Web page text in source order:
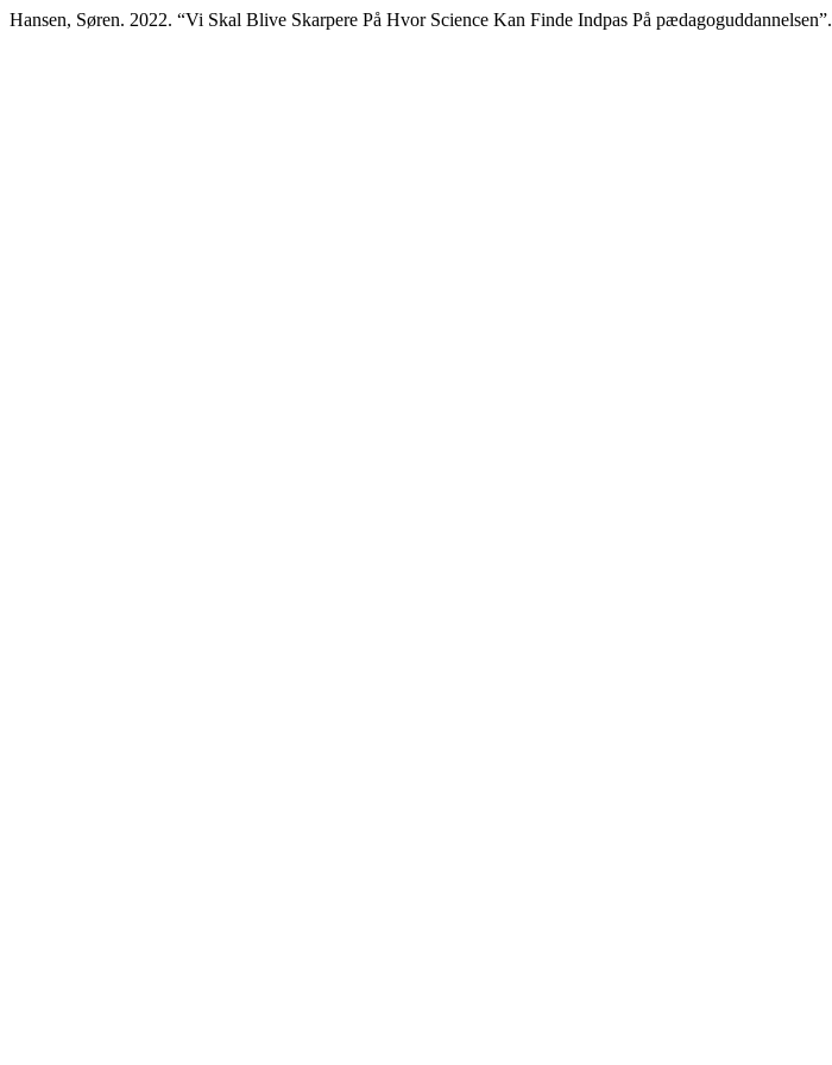
Hansen, Søren. 2022. “Vi Skal Blive Skarpere På Hvor Science Kan Finde Indpas På pædagoguddannelsen”.